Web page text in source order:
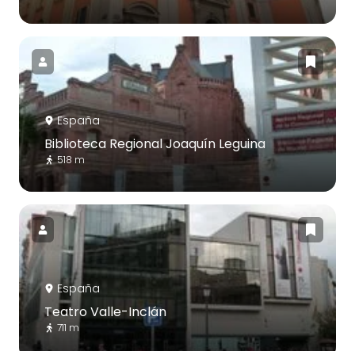
España
Biblioteca Regional Joaquín Leguina
518 m
España
Teatro Valle-Inclán
711 m